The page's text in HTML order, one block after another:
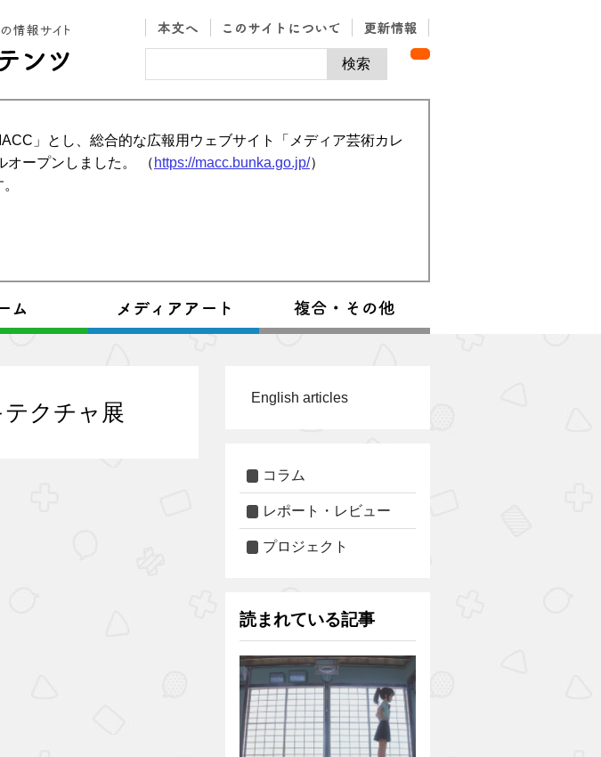
」とし、総合的な広報用ウェブサイト「メディア芸術カレ
オープンしました。 （ https://macc.bunka.go.jp/）
クチャ展
English articles
コラム
レポート・レビュー
プロジェクト
読まれている記事